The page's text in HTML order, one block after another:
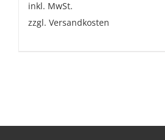
inkl. MwSt.
zzgl. Versandkosten